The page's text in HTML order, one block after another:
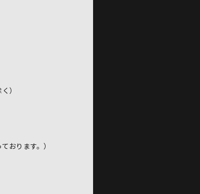
）
おります。）